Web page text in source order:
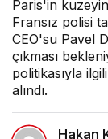
Paris'in
Fransız polisi
CEO'su Pavel
çıkması
politikasıyla
alındı.
Hakan